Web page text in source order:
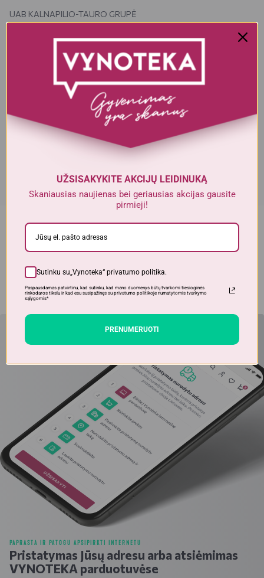
UAB KALNAPILIO-TAURO GRUPĖ
Taikos Al.1 , LT-35147 , Panevėžys , Lietuva
Realios prekės išvaizda gali šiek tiek skirtis nuo esančios nuotraukoje.
Prekės, kurias gausite, gali būti kitokioje pakuotėje bei kitokios
išvaizdos ar formos. Informacija produkto aprašyme, kuri pateikiama
elektroninėje parduotuvėje, yra bendro pobūdžio, todėl nėra tapati
informacijai, nurodomai ant produkto pakuotės. Ant produkto
pakuotės nurodoma informacija yra išsamesnė ir gali šiek tiek skirtis
nuo informacijos, nurodomos elektroninėje parduotuvėje pateiktų
prekių aprašymuose. Visada rekomenduojame perskaityti ir
vadovautis informacija, esančia ant prekės pakuotės. Akcijinių prekių
Dėmesio!Alkoholinius gėrimus gali įsigyti tik asmenys,
kuriems yrane mažiau kaip 20 metų.
PAPRASTA IR PATOGU APSIPIRKTI INTERNETU
Pristatymas Jūsų adresu arba atsiėmimas
VYNOTEKA parduotuvėse
UŽSISAKYKITE AKCIJŲ LEIDINUKĄ
Skaniausias naujienas bei geriausias akcijas gausite
pirmieji!
Sutinku su„Vynoteka“ privatumo politika.
Paspausdamas patvirtinu, kad sutinku, kad mano duomenys būtų tvarkomi tiesioginės
rinkodaros tikslu ir kad esu susipažinęs su privatumo politikoje numatytomis tvarkymo
sąlygomis*
PRENUMERUOTI